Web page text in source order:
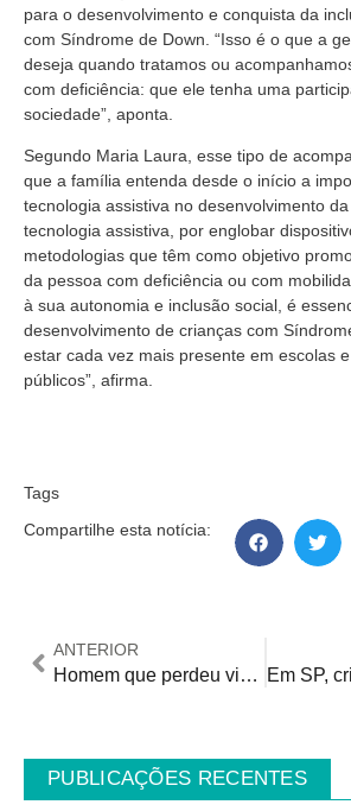
para o desenvolvimento e conquista da
com Síndrome de Down. “Isso é o que a
deseja quando tratamos ou
com deficiência: que ele tenha uma
sociedade”, aponta.
Segundo Maria Laura, esse tipo de
que a família entenda desde o início a
tecnologia assistiva no desenvolvimento da
tecnologia assistiva, por englobar
metodologias que têm como objetivo
da pessoa com deficiência ou com
à sua autonomia e inclusão social, é
desenvolvimento de crianças com
estar cada vez mais presente em escolas
públicos”, afirma.
Tags
Compartilhe esta notícia:
ANTERIOR
Homem que perdeu visão após demora na cirurgia será indenizado pelo Estado
PUBLICAÇÕES RECENTES